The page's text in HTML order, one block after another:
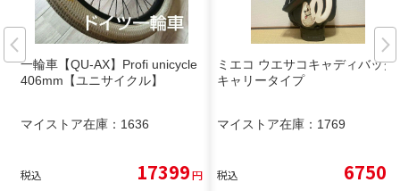
一輪車【QU-AX】Profi unicycle
406mm【ユニサイクル】
マイストア在庫： 1636
税込 17399円
ミエコ ウエサコキャディバッグ
キャリータイプ
マイストア在庫： 1769
税込 6750